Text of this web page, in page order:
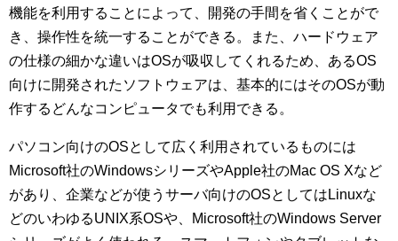
機能を利用することによって、開発の手間を省くことがで
き、操作性を統一することができる。また、ハードウェア
の仕様の細かな違いはOSが吸収してくれるため、あるOS
向けに開発されたソフトウェアは、基本的にはそのOSが動
作するどんなコンピュータでも利用できる。
パソコン向けのOSとして広く利用されているものには
Microsoft社のWindowsシリーズやApple社のMac OS Xなど
があり、企業などが使うサーバ向けのOSとしてはLinuxな
どのいわゆるUNIX系OSや、Microsoft社のWindows Server